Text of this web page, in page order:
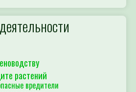
растений
вредители